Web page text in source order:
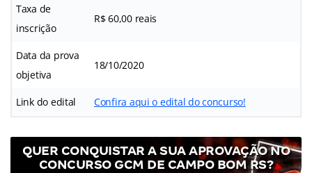
Taxa de
inscrição
R$ 60,00 reais
Data da prova
objetiva
18/10/2020
Link do edital Confira aqui o edital do concurso!
QUER CONQUISTAR A SUA APROVAÇÃO NO
CONCURSO GCM DE CAMPO BOM RS?